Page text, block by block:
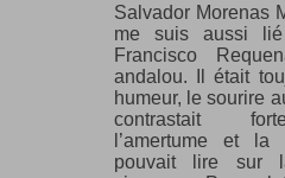
Salvador Morenas
me suis aussi lié
Francisco
andalou. Il était
humeur, le sourire
contrastait
l’amertume et la
pouvait lire sur